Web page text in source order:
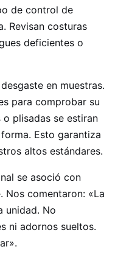
de control de
Revisan costuras
deficientes o
en muestras.
para comprobar su
plisadas se estiran
Esto garantiza
altos estándares.
se asoció con
Nos comentaron: «La
unidad. No
ni adornos sueltos.